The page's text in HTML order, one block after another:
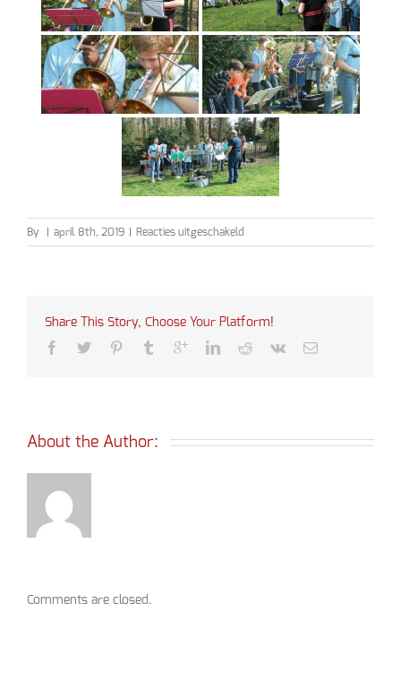
By april 8th, 2019 Reacties uitgeschakeld
Jeugdkamp
Share This Story, Choose Your Platform!
About the Author:
Comments are closed.